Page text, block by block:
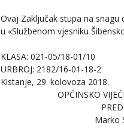
Ovaj Zaključak stupa na
u «Službenom vjesniku
KLASA: 021-05/18-01/10
URBROJ: 2182/16-01-18-2
Kistanje, 29. kolovoza 2018.
OPĆINSKO
Marko